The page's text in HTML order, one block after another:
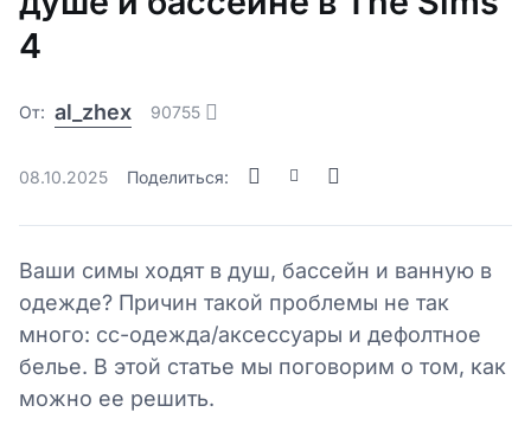
4
От: al_zhex 90755
08.10.2025 Поделиться:
Ваши симы ходят в душ, бассейн и ванную в
одежде? Причин такой проблемы не так
много: сс-одежда/аксессуары и дефолтное
белье. В этой статье мы поговорим о том, как
можно ее решить.